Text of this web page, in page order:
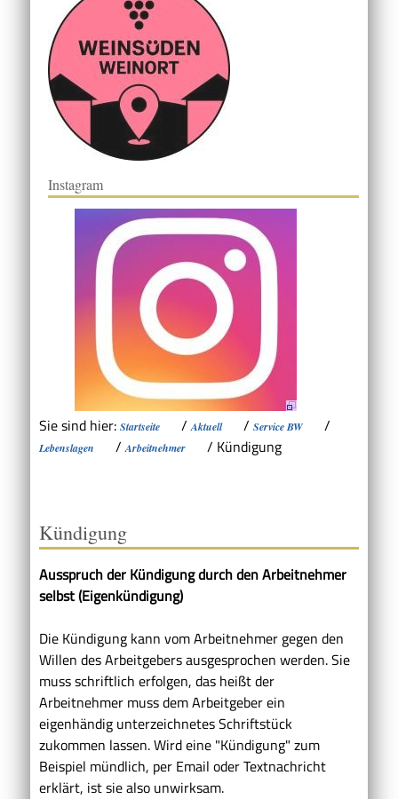
Instagram
Sie sind hier: Startseite /Aktuell / Service BW /
Lebenslagen /Arbeitnehmer / Kündigung
Kündigung
Ausspruch der Kündigung durch den Arbeitnehmer
selbst (Eigenkündigung)
Die Kündigung kann vom Arbeitnehmer gegen den
Willen des Arbeitgebers ausgesprochen werden. Sie
muss schriftlich erfolgen, das heißt der
Arbeitnehmer muss dem Arbeitgeber ein
eigenhändig unterzeichnetes Schriftstück
zukommen lassen. Wird eine "Kündigung" zum
Beispiel mündlich, per Email oder Textnachricht
erklärt, ist sie also unwirksam.